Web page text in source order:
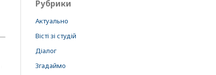
Рубрики
Актуально
Вісті зі студій
Діалог
Згадаймо